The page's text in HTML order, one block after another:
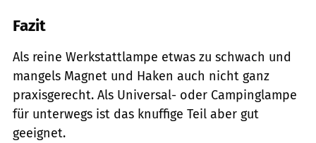
Fazit
Als reine Werkstattlampe etwas zu schwach und
mangels Magnet und Haken auch nicht ganz
praxisgerecht. Als Universal- oder Campinglampe
für unterwegs ist das knuffige Teil aber gut
geeignet.